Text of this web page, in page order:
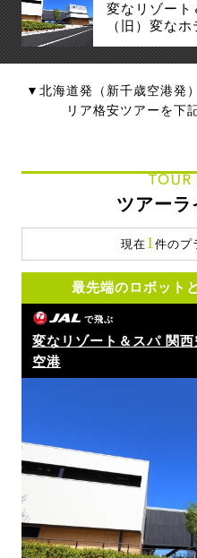
変なリゾート
（旧）変な
▼北海道発（新千歳空港発
リア格安ツアーを下
TOUR
ツアーラ
現在1 件のプ
最先端のロボット
で飛ぶ
変なリゾート＆スパ 関
空港